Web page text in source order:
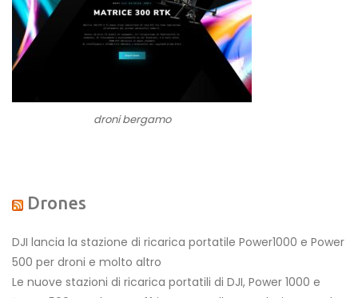
droni bergamo
Drones
DJI lancia la stazione di ricarica portatile Power1000 e Power
500 per droni e molto altro
Le nuove stazioni di ricarica portatili di DJI, Power 1000 e